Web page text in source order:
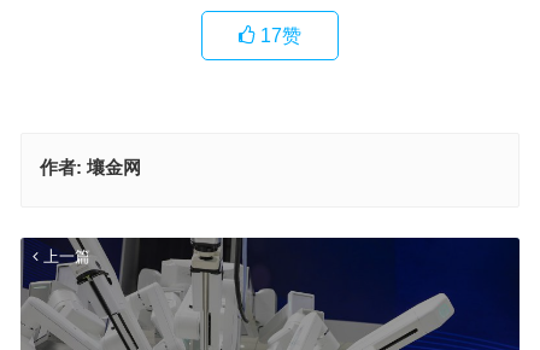
17赞
作者: 壤金网
上一篇